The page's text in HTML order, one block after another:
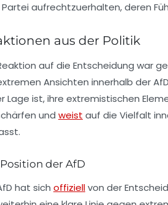
aufrechtzuerhalten, deren
aus der Politik
auf die Entscheidung war
Ansichten innerhalb der
Lage ist, ihre extremistischen
und weist auf die Vielfalt
der AfD
hat sich offiziellvon der